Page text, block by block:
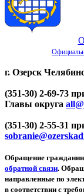
г. Озерск
(351-30) 2-69-73
Главы округа
(351-30) 2-55-31
Обращение
обратной связи.
направленные по
в соответствии с